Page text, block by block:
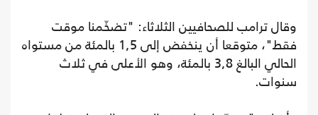
وقال ترامب للصحافيين الثلاثاء: "تضخّمنا موقت
فقط"، متوقعا أن ينخفض إلى 1,5 بالمئة من مستواه
الحالي البالغ 3,8 بالمئة، وهو الأعلى في ثلاث
سنوات.